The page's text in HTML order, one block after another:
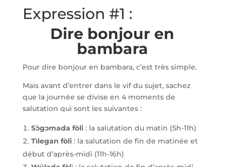
Expression #1 :
Dire bonjour en
bambara
Pour dire bonjour en bambara, c’est très simple.
Mais avant d’entrer dans le vif du sujet, sachez
que la journée se divise en 4 moments de
salutation qui sont les suivantes :
Sɔ̀gɔmada fòli: la salutation du matin (5h-11h)
Tìlegan fòli: la salutation de fin de matinée et
début d’après-midi (11h-16h)